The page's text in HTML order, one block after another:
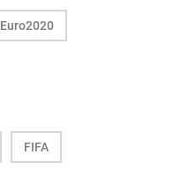
Euro2020
FIFA